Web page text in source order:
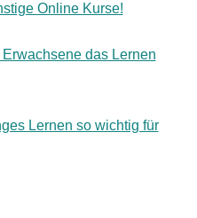
Online Kurse!
das Lernen
Lernen so wichtig für